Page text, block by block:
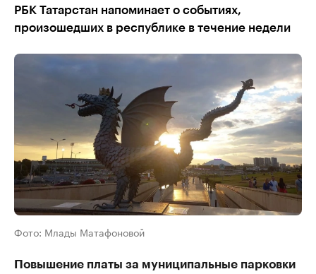
РБК Татарстан напоминает о событиях,
произошедших в республике в течение недели
Фото: Млады Матафоновой
Повышение платы за муниципальные парковки